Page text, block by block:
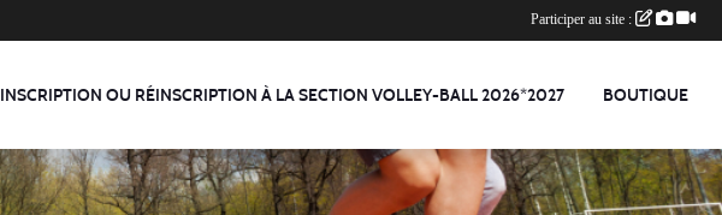
INSCRIPTION OU RÉINSCRIPTION À LA SECTION VOLLEY-BALL 2026*2027 BOUTIQUE
Participer au site :